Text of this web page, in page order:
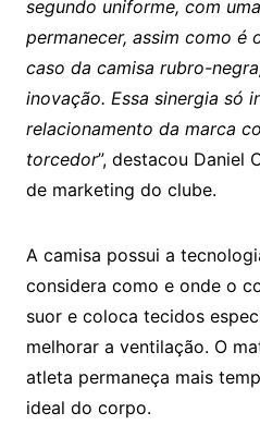
segundo uniforme, com
permanecer, assim como é
caso da camisa rubro-
inovação. Essa sinergia só
relacionamento da marca
torcedor”, destacou Daniel
de marketing do clube.
A camisa possui a
considera como e onde o
suor e coloca tecidos
melhorar a ventilação. O
atleta permaneça mais
ideal do corpo.